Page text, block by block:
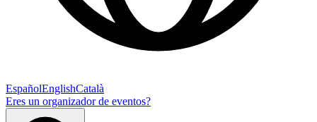
EspañolEnglishCatalà
Eres un organizador de eventos?